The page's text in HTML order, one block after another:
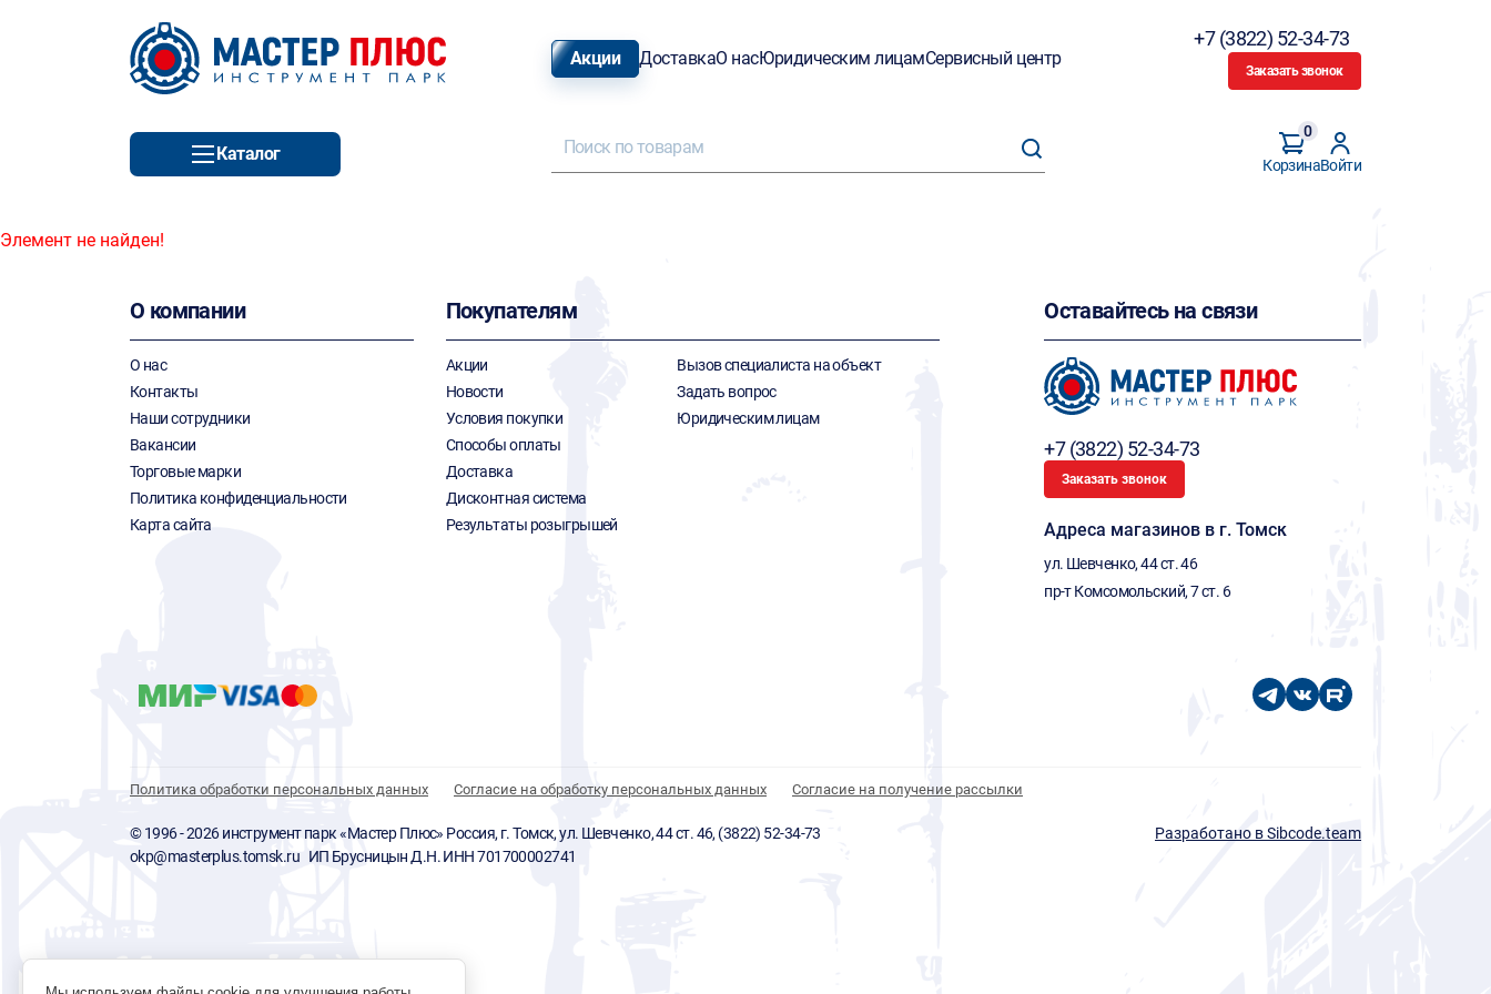
Акции ДоставкаО насЮридическим лицамСервисный центр
+7 (3822) 52-34-73
Заказать звонок
Каталог
Корзина
0
Войти
Элемент не найден!
О компании
О нас
Контакты
Наши сотрудники
Вакансии
Торговые марки
Политика конфиденциальности
Карта сайта
Покупателям
Акции
Новости
Условия покупки
Способы оплаты
Доставка
Дисконтная система
Результаты розыгрышей
Вызов специалиста на объект
Задать вопрос
Юридическим лицам
Оставайтесь на связи
+7 (3822) 52-34-73
Заказать звонок
Адреса магазинов в г. Томск
ул. Шевченко, 44 ст. 46
пр-т Комсомольский, 7 ст. 6
Политика обработки персональных данных Согласие на обработку персональных данных Согласие на получение рассылки
© 1996 - 2026 инструмент парк «Мастер Плюс» Россия, г. Томск, ул. Шевченко, 44 ст. 46, (3822) 52-34-73
okp@masterplus.tomsk.ru ИП Брусницын Д.Н. ИНН 701700002741
Разработано в Sibcode.team